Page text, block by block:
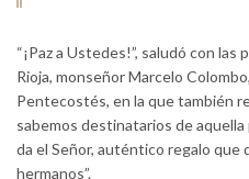
“¡Paz a Ustedes!”, saludó con las
Rioja, monseñor Marcelo
Pentecostés, en la que también
sabemos destinatarios de
da el Señor, auténtico regalo que
hermanos”.